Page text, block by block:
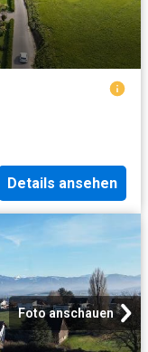
Details ansehen
Foto anschauen